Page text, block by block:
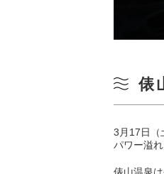
俵
3月17日（
パワー溢